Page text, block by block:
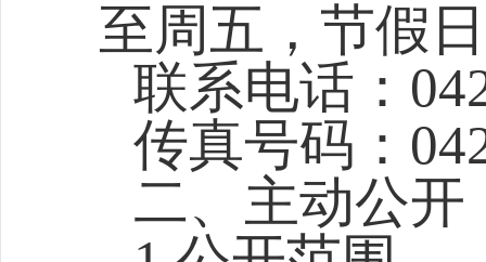
至周五，节假
联系电话：
传真号码：
二、主动公开